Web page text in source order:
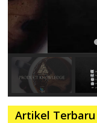
Artikel Terbaru